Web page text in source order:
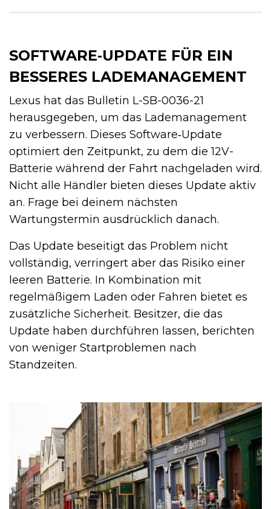
SOFTWARE‑UPDATE FÜR EIN
BESSERES LADEMANAGEMENT
Lexus hat das Bulletin L-SB-0036-21
herausgegeben, um das Lademanagement
zu verbessern. Dieses Software‑Update
optimiert den Zeitpunkt, zu dem die 12V-
Batterie während der Fahrt nachgeladen wird.
Nicht alle Händler bieten dieses Update aktiv
an. Frage bei deinem nächsten
Wartungstermin ausdrücklich danach.
Das Update beseitigt das Problem nicht
vollständig, verringert aber das Risiko einer
leeren Batterie. In Kombination mit
regelmäßigem Laden oder Fahren bietet es
zusätzliche Sicherheit. Besitzer, die das
Update haben durchführen lassen, berichten
von weniger Startproblemen nach
Standzeiten.